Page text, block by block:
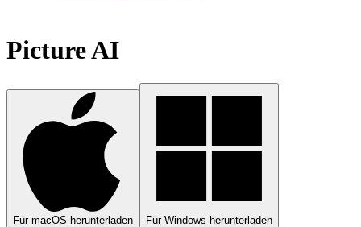
Picture AI
Für macOS herunterladen Für Windows herunterladen